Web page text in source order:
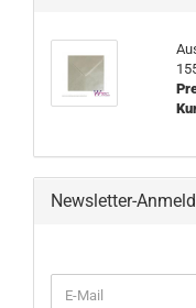
Newsletter-
ZUR
E-